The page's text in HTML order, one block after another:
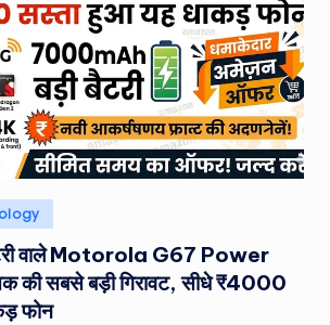
वाले Motorola G67 Power
की सबसे बड़ी गिरावट, सीधे ₹4000
फोन